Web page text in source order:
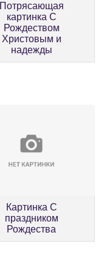
Потрясающая
картинка С
Рождеством
Христовым и
надежды
Картинка С
праздником
Рождества